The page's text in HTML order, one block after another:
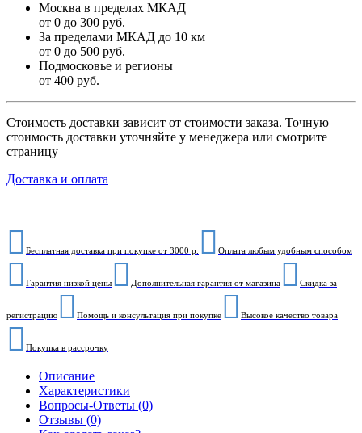
Москва в пределах МКАД
от 0 до 300 руб.
За пределами МКАД до 10 км
от 0 до 500 руб.
Подмосковье и регионы
от 400 руб.
Стоимость доставки зависит от стоимости заказа. Точную
стоимость доставки уточняйте у менеджера или смотрите
страницу
Доставка и оплата
Бесплатная доставка при покупке от 3000 р. Оплата любым удобным способом
Гарантия низкой цены Дополнительная гарантия от магазина Скидка за
регистрацию Помощь и консультация при покупке Высокое качество товара
Покупка в рассрочку
Описание
Характеристики
Вопросы-Ответы (0)
Отзывы (0)